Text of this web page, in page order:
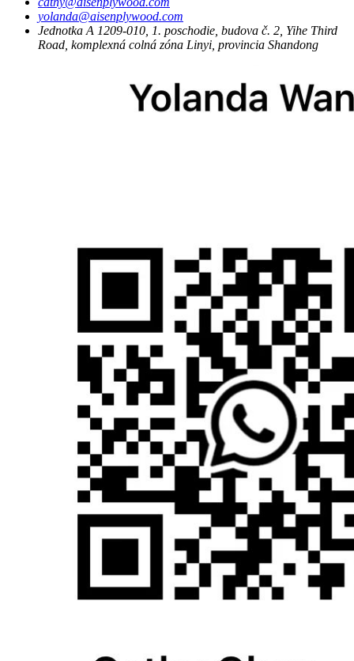
yolanda@aisenplywood.com
Jednotka A 1209-010, 1. poschodie, budova č. 2, Yihe Third
Road, komplexná colná zóna Linyi, provincia Shandong